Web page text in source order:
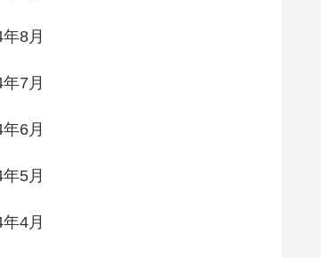
8月
7月
6月
5月
4月